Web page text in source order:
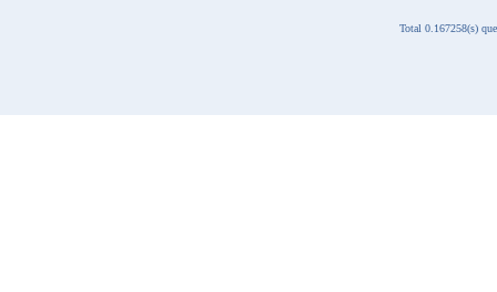
Total 0.167258(s)